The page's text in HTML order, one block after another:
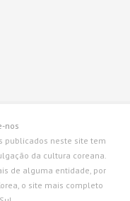
nos
publicados neste site tem
da cultura coreana.
de alguma entidade, por
o site mais completo